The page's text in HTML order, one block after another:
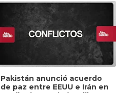
Pakistán anunció acuerdo
de paz entre EEUU e Irán en